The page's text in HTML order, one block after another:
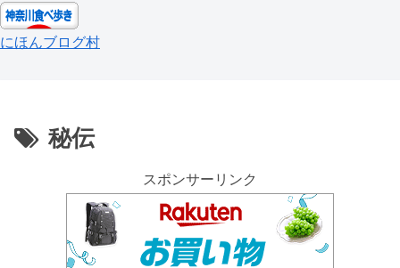
にほんブログ村
秘伝
スポンサーリンク